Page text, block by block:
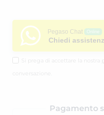
Pegaso Chat
Chiedi
Si prega di accettare la nostra
Pagamento